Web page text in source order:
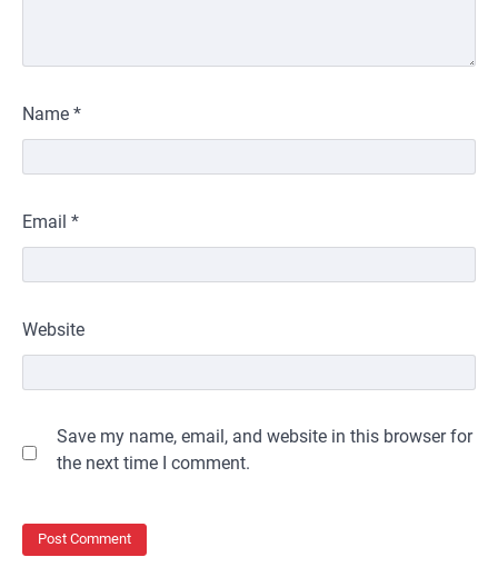
Name *
Email *
Website
Save my name, email, and website in this browser for
the next time I comment.